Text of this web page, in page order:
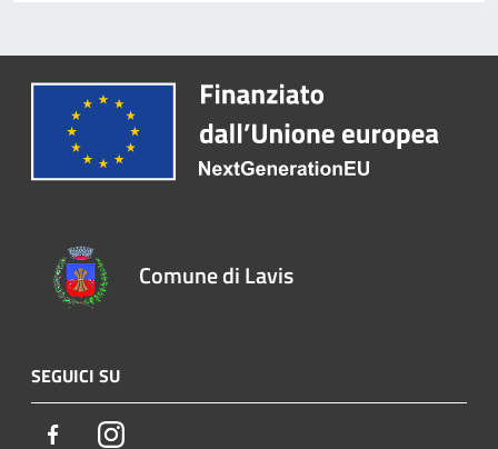
Comune di Lavis
SEGUICI SU
FacebookInstagram